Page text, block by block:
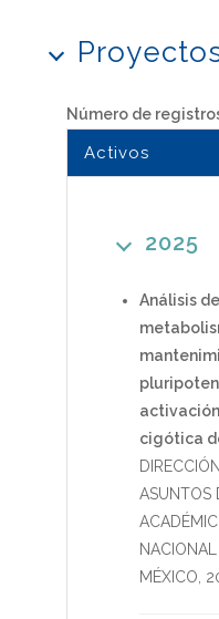
Número de
Activos
2025
Análisis
cigótica
ASUNTOS
MÉXICO,